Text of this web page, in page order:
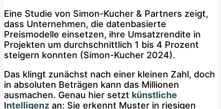
Eine Studie von Simon-Kucher & Partners zeigt,
dass Unternehmen, die datenbasierte
Preismodelle einsetzen, ihre Umsatzrendite in
Projekten um durchschnittlich 1 bis 4 Prozent
steigern konnten (Simon-Kucher 2024).
Das klingt zunächst nach einer kleinen Zahl, doch
in absoluten Beträgen kann das Millionen
ausmachen. Genau hier setzt künstliche
Intelligenz an: Sie erkennt Muster in riesigen